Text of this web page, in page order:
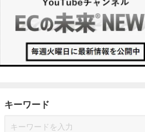
キーワード